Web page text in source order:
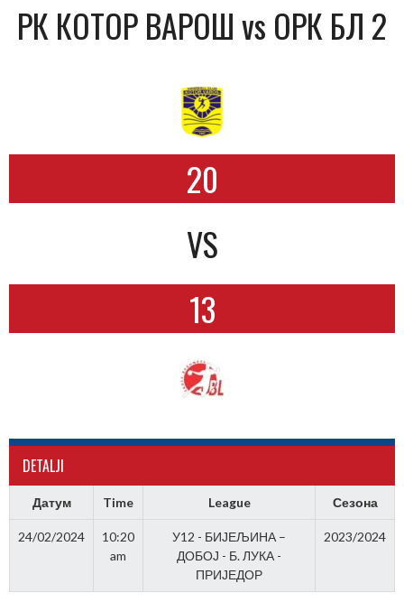
РК КОТОР ВАРОШ vs OРК БЛ 2
20
VS
13
DETALJI
Датум Time League Сезона
24/02/2024
10:20
am
У12 - БИЈЕЉИНА –
ДОБОЈ - Б. ЛУКА -
ПРИЈЕДОР
2023/2024